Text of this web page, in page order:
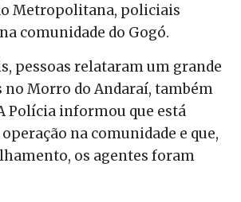
Metropolitana, policiais
comunidade do Gogó.
pessoas relataram um grande
Morro do Andaraí, também
Polícia informou que está
na comunidade e que,
os agentes foram